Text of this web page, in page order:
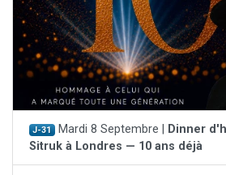
J-31 Mardi 8 Septembre |
Dinner
Sitruk à Londres — 10 ans déjà